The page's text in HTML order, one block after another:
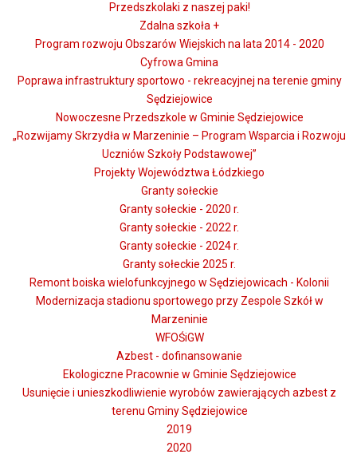
Przedszkolaki z naszej paki!
Zdalna szkoła +
Program rozwoju Obszarów Wiejskich na lata 2014 - 2020
Cyfrowa Gmina
Poprawa infrastruktury sportowo - rekreacyjnej na terenie gminy
Sędziejowice
Nowoczesne Przedszkole w Gminie Sędziejowice
„Rozwijamy Skrzydła w Marzeninie – Program Wsparcia i Rozwoju
Uczniów Szkoły Podstawowej”
Projekty Województwa Łódzkiego
Granty sołeckie
Granty sołeckie - 2020 r.
Granty sołeckie - 2022 r.
Granty sołeckie - 2024 r.
Granty sołeckie 2025 r.
Remont boiska wielofunkcyjnego w Sędziejowicach - Kolonii
Modernizacja stadionu sportowego przy Zespole Szkół w
Marzeninie
WFOŚiGW
Azbest - dofinansowanie
Ekologiczne Pracownie w Gminie Sędziejowice
Usunięcie i unieszkodliwienie wyrobów zawierających azbest z
terenu Gminy Sędziejowice
2019
2020